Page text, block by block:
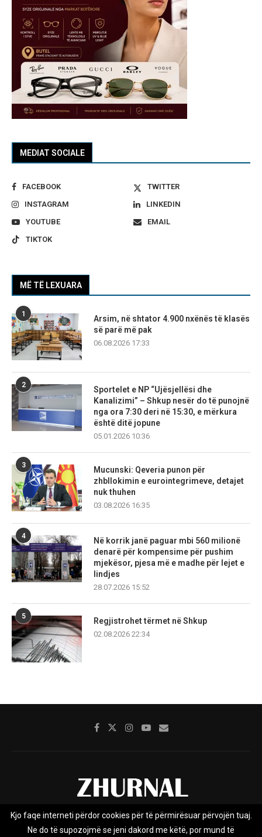
MEDIAT SOCIALE
FACEBOOK
TWITTER
INSTAGRAM
LINKEDIN
YOUTUBE
EMAIL
TIKTOK
MË TË LEXUARA
1
Arsim, në shtator 4.900 nxënës të klasës
së parë më pak
06.08.2026 17:33
2
Sportelet e NP “Ujësjellësi dhe
Kanalizimi” – Shkup nesër do të punojnë
nga ora 7:30 deri në 15:30, e mërkura
është ditë jopune
05.01.2026 10:36
3
Mucunski: Qeveria punon për
zhbllokimin e eurointegrimeve, detajet
nuk thuhen
03.08.2026 16:35
4
Në korrik janë paguar mbi 560 milionë
denarë për kompensime për pushim
mjekësor, pjesa më e madhe për lejet e
lindjes
28.07.2026 15:52
5
Regjistrohet tërmet në Shkup
02.08.2026 22:34
Rreth nesh Impresumi Marketing
Kjo faqe interneti përdor cookies për të përmirësuar përvojën tuaj.
Ne do të supozojmë se jeni dakord me këtë, por mund të